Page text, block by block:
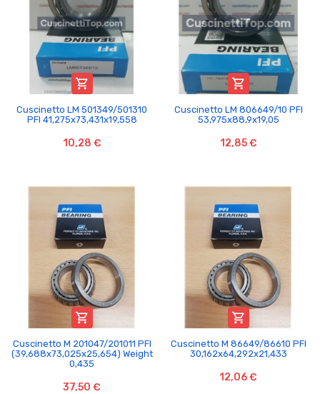

Cuscinetto LM 501349/501310
PFI 41,275x73,431x19,558
10,28 €

Cuscinetto LM 806649/10 PFI
53,975x88,9x19,05
12,85 €

Cuscinetto M 201047/201011 PFI
(39,688x73,025x25,654) Weight
0,435
37,50 €

Cuscinetto M 86649/86610 PFI
30,162x64,292x21,433
12,06 €